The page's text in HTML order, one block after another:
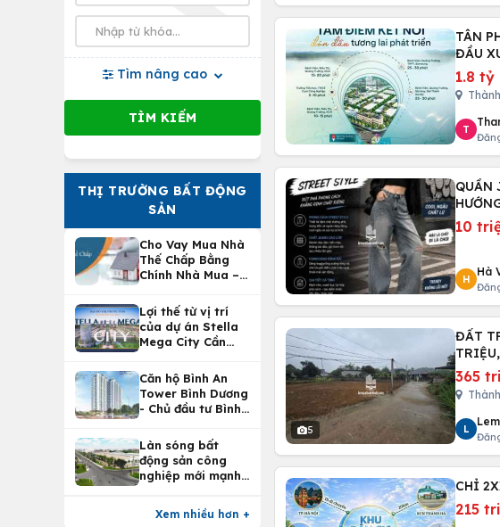
Tìm nâng cao
THỊ TRƯỜNG BẤT ĐỘNG
SẢN
Cho Vay Mua Nhà
Thế Chấp Bằng
Chính Nhà Mua –
Nhà Tại
Vietcombank
Lợi thế từ vị trí
của dự án Stella
Mega City Cần
Căn hộ Bình An
Tower Bình Dương
- Chủ đầu tư Bình
Làn sóng bất
động sản công
nghiệp mới mạnh
Xem nhiều hơn +
TÂN
ĐẦU
1.8 tỷ
T
QUẦN
10
H
Hà
5
ĐẤT
365
L
Lem
CHỈ
215